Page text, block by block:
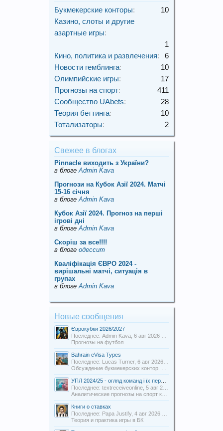
Букмекерские конторы:
10
Казино, слоты и другие
азартные игры:
1
Кино, политика и развлечения:
6
Новости гемблинга:
10
Олимпийские игры:
17
Прогнозы на спорт:
411
Сообщество UAbets:
28
Теория беттинга:
10
Тотализаторы: 2
Свежее в блогах
Pinnacle виходить з України?
в блогеAdmin Kava
Прогнози на Кубок Азії 2024. Матчі
15-16 січня
в блогеAdmin Kava
Кубок Азії 2024. Прогноз на перші
ігрові дні
в блогеAdmin Kava
Скорiш за все!!!!
в блоге одессит
Кваліфікація ЄВРО 2024 -
вирішальні матчі, ситуація в
групах
в блогеAdmin Kava
Новые сообщения
Єврокубки 2026/2027
Последнее: Admin Kava, 6 авг 2026 в 19:31
Прогнозы на футбол
Bahrain eVisa Types
Последнее: Lucas Turner, 6 авг 2026 в 13:16
Последнее: textreceiveonline, 5 авг 2026 в 20:54
Книги о ставках
Последнее: Papa Justify, 4 авг 2026 в 00:12
Теория и практика игры в БК